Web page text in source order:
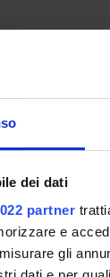
dei dati
partner
e
gli